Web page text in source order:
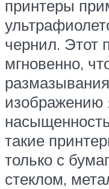
принтеры
чернил. Этот
мгновенно,
изображению
такие
только с
стеклом,